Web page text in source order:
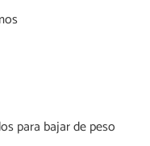
para bajar de peso